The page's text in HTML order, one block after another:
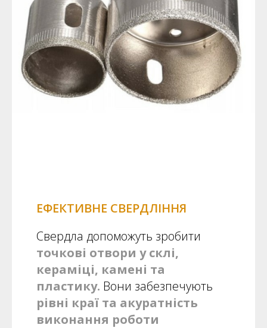
ЕФЕКТИВНЕ СВЕРДЛІННЯ
Свердла допоможуть зробити
точкові отвори у склі,
кераміці, камені та
пластику. Вони забезпечують
рівні краї та акуратність
виконання роботи